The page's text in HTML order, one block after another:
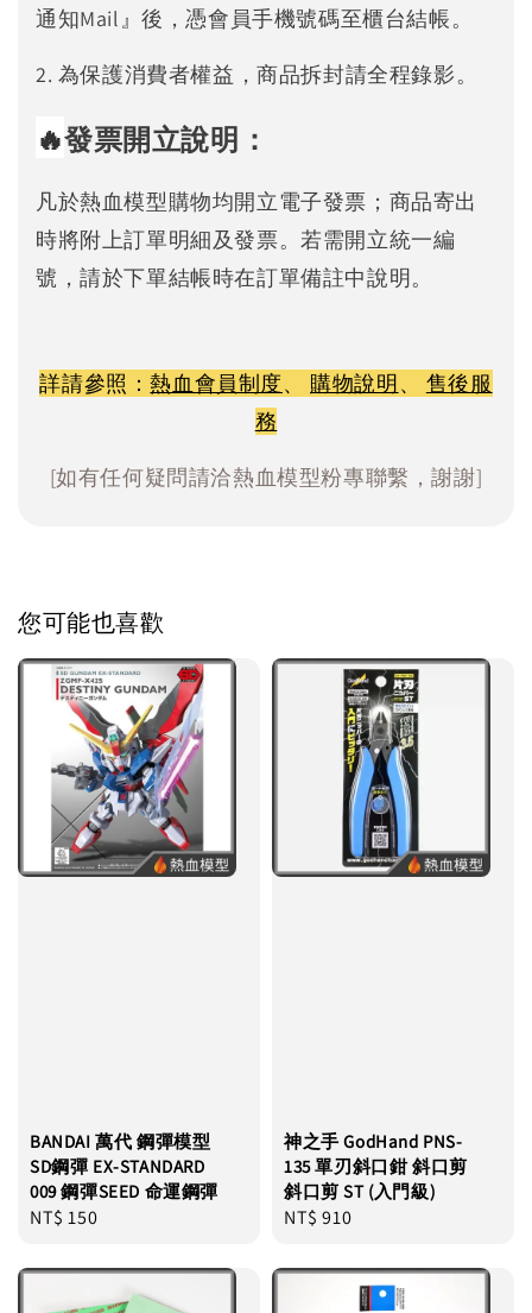
通知Mail』後，憑會員手機號碼至櫃台結帳。
2. 為保護消費者權益，商品拆封請全程錄影。
🔥發票開立說明：
凡於熱血模型購物均開立電子發票；商品寄出
時將附上訂單明細及發票。若需開立統一編
號，請於下單結帳時在訂單備註中說明。
詳請參照：熱血會員制度、 購物說明、 售後服
務
[如有任何疑問請洽熱血模型粉專聯繫，謝謝]
您可能也喜歡
BANDAI 萬代 鋼彈模型
SD鋼彈 EX-STANDARD
009 鋼彈SEED 命運鋼彈
Regular
NT$ 150
神之手 GodHand PNS-
135 單刃斜口鉗 斜口剪
斜口剪 ST (入門級)
Regular
NT$ 910